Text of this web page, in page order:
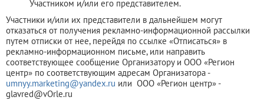
Участником и/или его представителем.
Участники и/или их представители в дальнейшем могут
отказаться от получения рекламно-информационной рассылки
путем отписки от нее, перейдя по ссылке «Отписаться» в
рекламно-информационном письме, или направить
соответствующее сообщение Организатору и ООО «Регион
центр» по соответствующим адресам Организатора -
umnyy.marketing@yandex.ru или ООО «Регион центр» -
glavred@vOrle.ru